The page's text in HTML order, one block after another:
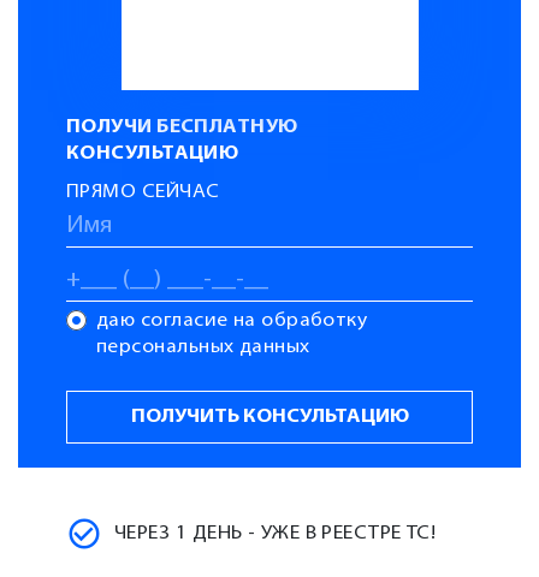
ПОЛУЧИ БЕСПЛАТНУЮ
КОНСУЛЬТАЦИЮ
ПРЯМО СЕЙЧАС
даю согласие на обработку
персональных данных
ЧЕРЕЗ 1 ДЕНЬ - УЖЕ В РЕЕСТРЕ ТС!